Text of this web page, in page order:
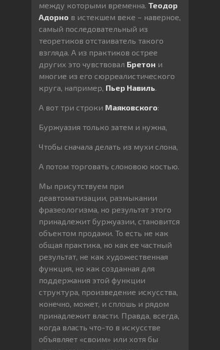
между которыми временна. Теодор
Адорно в истекшем веке – наверное,
самый последовательный из
теоретиков отстаиватель такого
взгляда. А из практиков острее
других это чувствовал Бретон и
многие из его сюрреалистического
круга, например, Пьер Навиль
А вот три строки Маяковского:
Буржуазия только затем и нужна,
Чтобы сначала делать из мухи слона,
А потом торговать слоновою костью.
Мы присутствуем при
деавтоматизации, размыкании
фразеологизма, но результат этого
принадлежит буржуазии, становится
объектом продажи. То есть не как
общая практика, но как ее частный
результат, не как художественная
функция, но как созданная для
поддержания этой функции
структура, произведение искусства,
конечно, может, и сплошь и рядом
принадлежит власти. Правда, всегда,
когда власть что-то в искусстве
объявляет «своим» или хотя бы